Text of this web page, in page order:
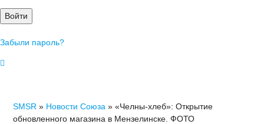
Войти
Забыли пароль?
SMSR » Новости Союза » «Челны-хлеб»: Открытие
обновленного магазина в Мензелинске. ФОТО